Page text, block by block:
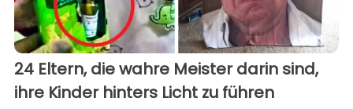
24 Eltern, die wahre Meister darin sind,
ihre Kinder hinters Licht zu führen